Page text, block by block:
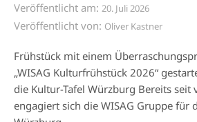
Veröffentlicht am: 20. Juli 2026
Veröffentlicht von: Oliver Kastner
Frühstück mit einem
„WISAG Kulturfrühstück 2026“
die Kultur-Tafel Würzburg Bereits seit
engagiert sich die WISAG Gruppe für